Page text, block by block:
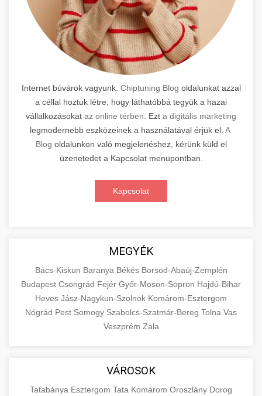
Internet búvárok vagyunk. Chiptuning Blog oldalunkat azzal
a céllal hoztuk létre, hogy láthatóbbá tegyük a hazai
vállalkozásokat az online térben . Ezt a digitális marketing
legmodernebb eszközeinek a használatával érjük el. A
Blog oldalunkon való megjelenéshez, kérünk küld el
üzenetedet a Kapcsolat menüpontban.
Kapcsolat
MEGYÉK
Bács-Kiskun Baranya Békés Borsod-Abaúj-Zemplén
Budapest Csongrád Fejér Győr-Moson-Sopron Hajdú-Bihar
Heves Jász-Nagykun-Szolnok Komárom-Esztergom
Nógrád Pest Somogy Szabolcs-Szatmár-Bereg Tolna Vas
Veszprém Zala
VÁROSOK
Tatabánya Esztergom Tata Komárom Oroszlány Dorog